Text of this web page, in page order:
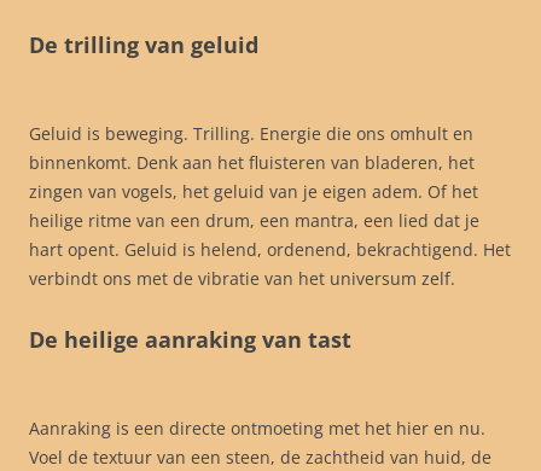
De trilling van geluid
Geluid is beweging. Trilling. Energie die ons omhult en
binnenkomt. Denk aan het fluisteren van bladeren, het
zingen van vogels, het geluid van je eigen adem. Of het
heilige ritme van een drum, een mantra, een lied dat je
hart opent. Geluid is helend, ordenend, bekrachtigend. Het
verbindt ons met de vibratie van het universum zelf.
De heilige aanraking van tast
Aanraking is een directe ontmoeting met het hier en nu.
Voel de textuur van een steen, de zachtheid van huid, de